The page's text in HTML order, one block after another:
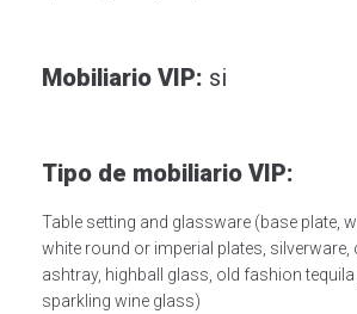
Mobiliario VIP: si
Tipo de mobiliario VIP:
Table setting and glassware (base plate,
white round or imperial plates, silverware,
ashtray, highball glass, old fashion
sparkling wine glass)